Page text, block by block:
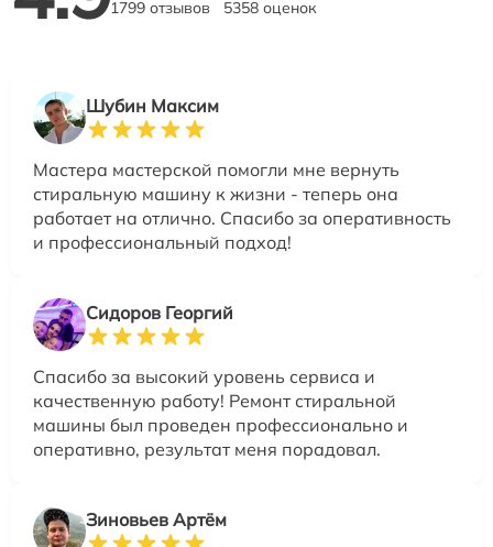
1799 отзывов 5358 оценок
Шубин Максим
Мастера мастерской помогли мне вернуть
стиральную машину к жизни - теперь она
работает на отлично. Спасибо за оперативность
и профессиональный подход!
Сидоров Георгий
Спасибо за высокий уровень сервиса и
качественную работу! Ремонт стиральной
машины был проведен профессионально и
оперативно, результат меня порадовал.
Зиновьев Артём